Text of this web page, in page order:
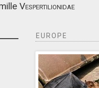
Vespertilionidae
EUROPE